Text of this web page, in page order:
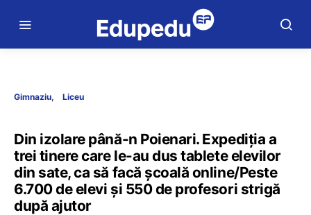
Gimnaziu Liceu
Din izolare până-n Poienari. Expediția a
trei tinere care le-au dus tablete elevilor
din sate, ca să facă școală online/Peste
6.700 de elevi și 550 de profesori strigă
după ajutor